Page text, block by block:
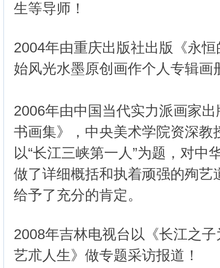
生等导师！
2004年由重庆出版社出版《永
始风光水墨原创画作个人专辑画
2006年由中国当代实力派画家
书画集》，中央美术学院资深教
以“长江三峡第一人”为题，对中
做了详细概括和执着顽强的殉艺
给予了充分的肯定。
2008年吉林电视台以《长江之
艺朮人生》做专题采访报道！